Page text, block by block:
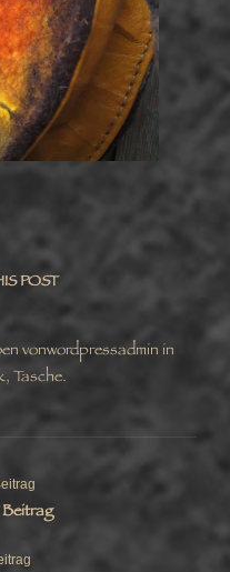
POST
vonwordpressadmin in
,Tasche.